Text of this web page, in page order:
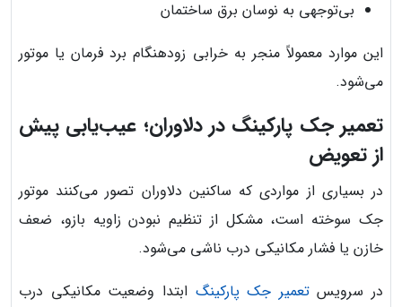
بی‌توجهی به نوسان برق ساختمان
این موارد معمولاً منجر به خرابی زودهنگام برد فرمان یا موتور
می‌شود.
تعمیر جک پارکینگ در دلاوران؛ عیب‌یابی پیش
از تعویض
در بسیاری از مواردی که ساکنین دلاوران تصور می‌کنند موتور
جک سوخته است، مشکل از تنظیم نبودن زاویه بازو، ضعف
خازن یا فشار مکانیکی درب ناشی می‌شود.
در سرویستعمیر جک پارکینگ ابتدا وضعیت مکانیکی درب